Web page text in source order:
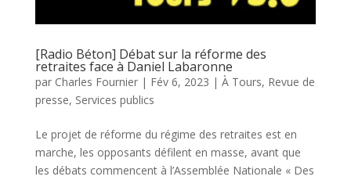
[Radio Béton] Débat sur la réforme des
retraites face à Daniel Labaronne
par Charles Fournier| Fév 6, 2023 | À Tours, Revue de
presse, Services publics
Le projet de réforme du régime des retraites est en
marche, les opposants défilent en masse, avant que
les débats commencent à l’Assemblée Nationale « Des